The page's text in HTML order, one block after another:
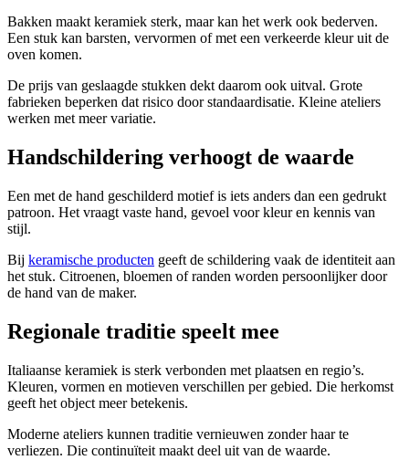
Bakken maakt keramiek sterk, maar kan het werk ook bederven.
Een stuk kan barsten, vervormen of met een verkeerde kleur uit de
oven komen.
De prijs van geslaagde stukken dekt daarom ook uitval. Grote
fabrieken beperken dat risico door standaardisatie. Kleine ateliers
werken met meer variatie.
Handschildering verhoogt de waarde
Een met de hand geschilderd motief is iets anders dan een gedrukt
patroon. Het vraagt vaste hand, gevoel voor kleur en kennis van
stijl.
Bij keramische producten geeft de schildering vaak de identiteit aan
het stuk. Citroenen, bloemen of randen worden persoonlijker door
de hand van de maker.
Regionale traditie speelt mee
Italiaanse keramiek is sterk verbonden met plaatsen en regio’s.
Kleuren, vormen en motieven verschillen per gebied. Die herkomst
geeft het object meer betekenis.
Moderne ateliers kunnen traditie vernieuwen zonder haar te
verliezen. Die continuïteit maakt deel uit van de waarde.